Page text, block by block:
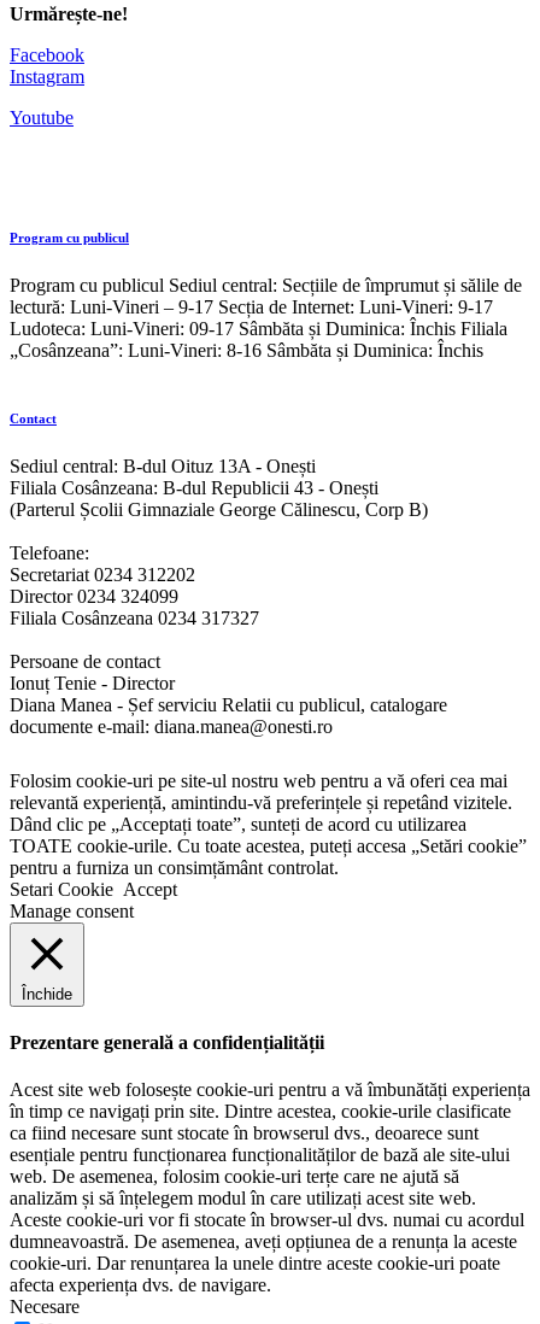
Urmărește-ne!
Facebook
Instagram
Youtube
Program cu publicul
Program cu publicul Sediul central: Secțiile de împrumut și sălile de
lectură: Luni-Vineri – 9-17 Secția de Internet: Luni-Vineri: 9-17
Ludoteca: Luni-Vineri: 09-17 Sâmbăta și Duminica: Închis Filiala
„Cosânzeana”: Luni-Vineri: 8-16 Sâmbăta și Duminica: Închis
Contact
Sediul central: B-dul Oituz 13A - Onești
Filiala Cosânzeana: B-dul Republicii 43 - Onești
(Parterul Școlii Gimnaziale George Călinescu, Corp B)
Telefoane:
Secretariat 0234 312202
Director 0234 324099
Filiala Cosânzeana 0234 317327
Persoane de contact
Ionuț Tenie - Director
Diana Manea - Șef serviciu Relatii cu publicul, catalogare
documente e-mail: diana.manea@onesti.ro
Folosim cookie-uri pe site-ul nostru web pentru a vă oferi cea mai
relevantă experiență, amintindu-vă preferințele și repetând vizitele.
Dând clic pe „Acceptați toate”, sunteți de acord cu utilizarea
TOATE cookie-urile. Cu toate acestea, puteți accesa „Setări cookie”
pentru a furniza un consimțământ controlat.
Setari Cookie Accept
Manage consent
Închide
Prezentare generală a confidențialității
Acest site web folosește cookie-uri pentru a vă îmbunătăți experiența
în timp ce navigați prin site. Dintre acestea, cookie-urile clasificate
ca fiind necesare sunt stocate în browserul dvs., deoarece sunt
esențiale pentru funcționarea funcționalităților de bază ale site-ului
web. De asemenea, folosim cookie-uri terțe care ne ajută să
analizăm și să înțelegem modul în care utilizați acest site web.
Aceste cookie-uri vor fi stocate în browser-ul dvs. numai cu acordul
dumneavoastră. De asemenea, aveți opțiunea de a renunța la aceste
cookie-uri. Dar renunțarea la unele dintre aceste cookie-uri poate
afecta experiența dvs. de navigare.
Necesare